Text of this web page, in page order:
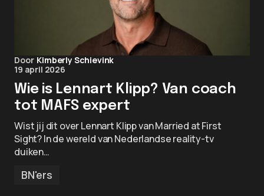
Door Kimberly Schievink
19 april 2026
Wie is Lennart Klipp? Van coach
tot MAFS expert
Wist jij dit over Lennart Klipp van Married at First
Sight? In de wereld van Nederlandse reality-tv
duiken…
BN'ers